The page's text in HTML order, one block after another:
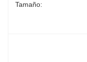
Tamaño: